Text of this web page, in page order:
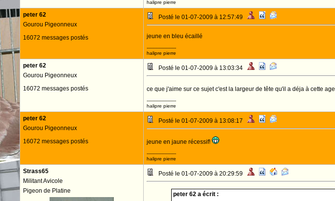
halipre pierre
peter 62
Gourou Pigeonneux
16072 messages postés
Posté le 01-07-2009 à 12:57:49
jeune en bleu écaillé
--------------------
halipre pierre
peter 62
Gourou Pigeonneux
16072 messages postés
Posté le 01-07-2009 à 13:03:34
ce que j'aime sur ce sujet c'est la largeur de tête qu'il a déja à cette age
--------------------
halipre pierre
peter 62
Gourou Pigeonneux
16072 messages postés
Posté le 01-07-2009 à 13:08:17
jeune en jaune récessif!
--------------------
halipre pierre
Strass65
Militant Avicole
Pigeon de Platine
Posté le 01-07-2009 à 20:29:59
peter 62 a écrit :